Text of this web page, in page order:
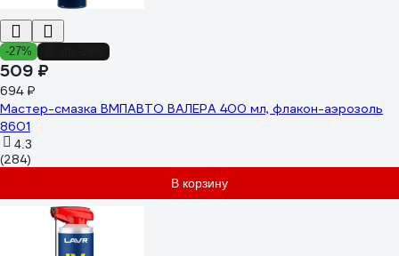
-27%
509 ₽
694 ₽
Мастер-смазка ВМПАВТО ВАЛЕРА 400 мл, флакон-аэрозоль
8601
4.3
(284)
В корзину